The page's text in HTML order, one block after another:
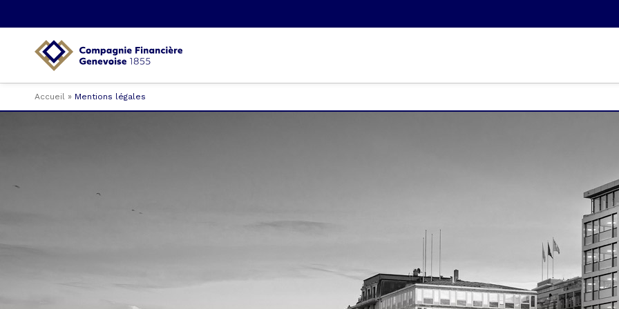
Accueil » Mentions légales